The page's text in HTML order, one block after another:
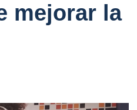
mejorar la